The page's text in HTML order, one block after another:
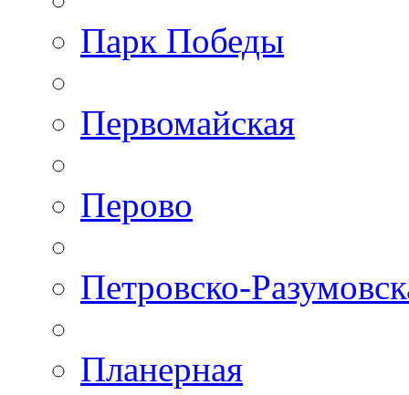
Парк Победы
Первомайская
Перово
Петровско-
Планерная